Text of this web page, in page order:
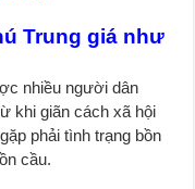
Trung giá như
nhiều người dân
khi giãn cách xã hội
phải tình trạng bồn
cầu.